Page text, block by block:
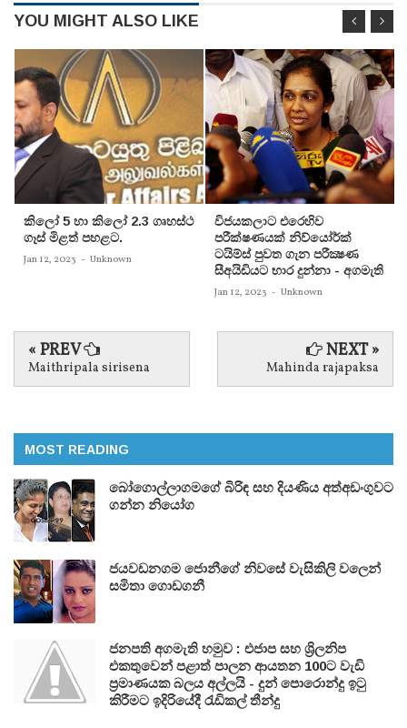
YOU MIGHT ALSO LIKE
කිලෝ 5 හා කිලෝ 2.3 ගෘහස්ථ
ගෑස් මිළත් පහළට.
Jan 12, 2023 - Unknown
විජයකලාට එරෙහිව
පරීක්‌ෂණයක්‌ නිව්යෝර්ක්‌
ටයිම්ස්‌ පුවත ගැන පරීක්‍ෂණ
සීඅයිඩියට භාර දුන්නා - අගමැති
Jan 12, 2023 - Unknown
« PREV
Maithripala sirisena
NEXT »
Mahinda rajapaksa
MOST READING
බෝගොල්ලාගමගේ බිරිඳ සහ දියණිය අත්අඩංගුවට
ගන්න නියෝග
ජයවඩනගම ජොනීගේ නිවසේ වැසිකිලි වලෙන්
සමිතා ගොඩගනී
ජනපති අගමැති හමුව : එජාප සහ ශ්‍රිලනිප
එකතුවෙන් පළාත් පාලන ආයතන 100ට වැඩි
ප්‍රමාණයක බලය අල්ලයි - දුන් පොරොන්දු ඉටු
කිරීමට ඉදිරියේදී රැඩිකල් තීන්දු